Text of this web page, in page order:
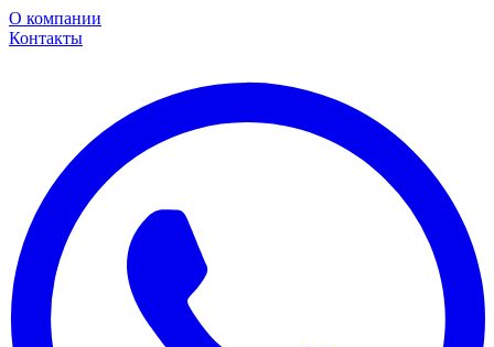
О компании
Контакты